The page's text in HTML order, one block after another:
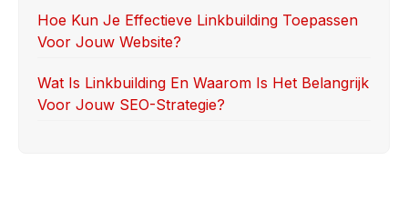
Hoe Kun Je Effectieve Linkbuilding Toepassen
Voor Jouw Website?
Wat Is Linkbuilding En Waarom Is Het Belangrijk
Voor Jouw SEO-Strategie?